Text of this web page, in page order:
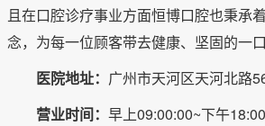
且在口腔诊疗事业方面恒博口腔也秉承
念，为每一位顾客带去健康、坚固的一口
医院地址： 广州市天河区天河北路
营业时间： 早上09:00:00~下午